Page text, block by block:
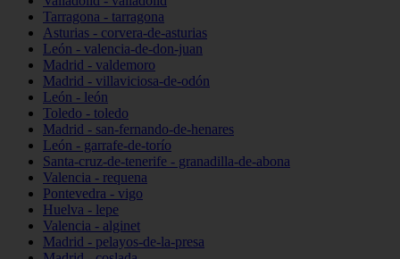
Tarragona - tarragona
Asturias - corvera-de-asturias
León - valencia-de-don-juan
Madrid - valdemoro
Madrid - villaviciosa-de-odón
León - león
Toledo - toledo
Madrid - san-fernando-de-henares
León - garrafe-de-torío
Santa-cruz-de-tenerife - granadilla-de-abona
Valencia - requena
Pontevedra - vigo
Huelva - lepe
Valencia - alginet
Madrid - pelayos-de-la-presa